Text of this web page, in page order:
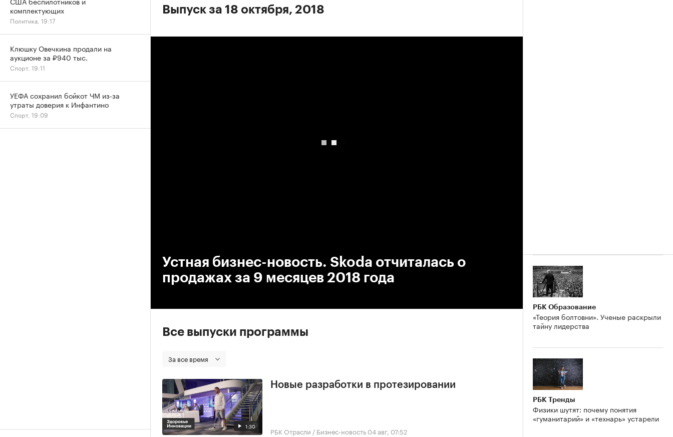
Выпуск за 18 октября, 2018
Устная бизнес-новость. Skoda отчиталась о
продажах за 9 месяцев 2018 года
Все выпуски программы
За все время
1:30
Новые разработки в протезировании
РБК Отрасли / Бизнес-новость 04 авг, 07:52
РБК Образование
«Теория болтовни». Ученые раскрыли
тайну лидерства
РБК Тренды
Физики шутят: почему понятия
«гуманитарий» и «технарь» устарели
комплектующих
Политика, 19:17
Клюшку Овечкина продали на
аукционе за ₽940 тыс.
Спорт, 19:11
УЕФА сохранил бойкот ЧМ из-за
утраты доверия к Инфантино
Спорт, 19:09